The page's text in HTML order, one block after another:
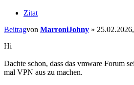
Zitat
Beitragvon MarroniJohny »
Hi
Dachte schon, dass das vmware Forum
mal VPN aus zu machen.